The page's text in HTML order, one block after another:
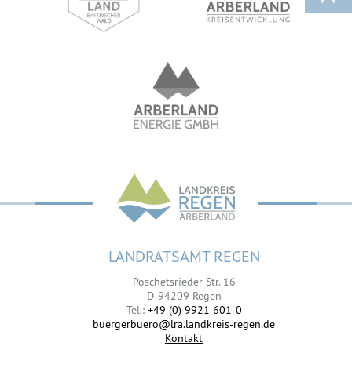
LANDRATSAMT REGEN
Poschetsrieder Str. 16
D-94209 Regen
Tel.: +49 (0) 9921 601-0
buergerbuero@lra.landkreis-regen.de
Kontakt